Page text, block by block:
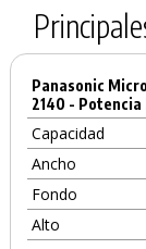
Panasonic
2140 - Potencia
Capacidad
Ancho
Fondo
Alto